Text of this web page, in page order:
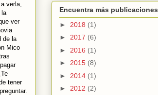
verla,
la
ver
de la
Mico
tener
Encuentra más publicaciones
► 2018 (1)
► 2017 (6)
► 2016 (1)
► 2015 (8)
► 2014 (1)
► 2012 (2)